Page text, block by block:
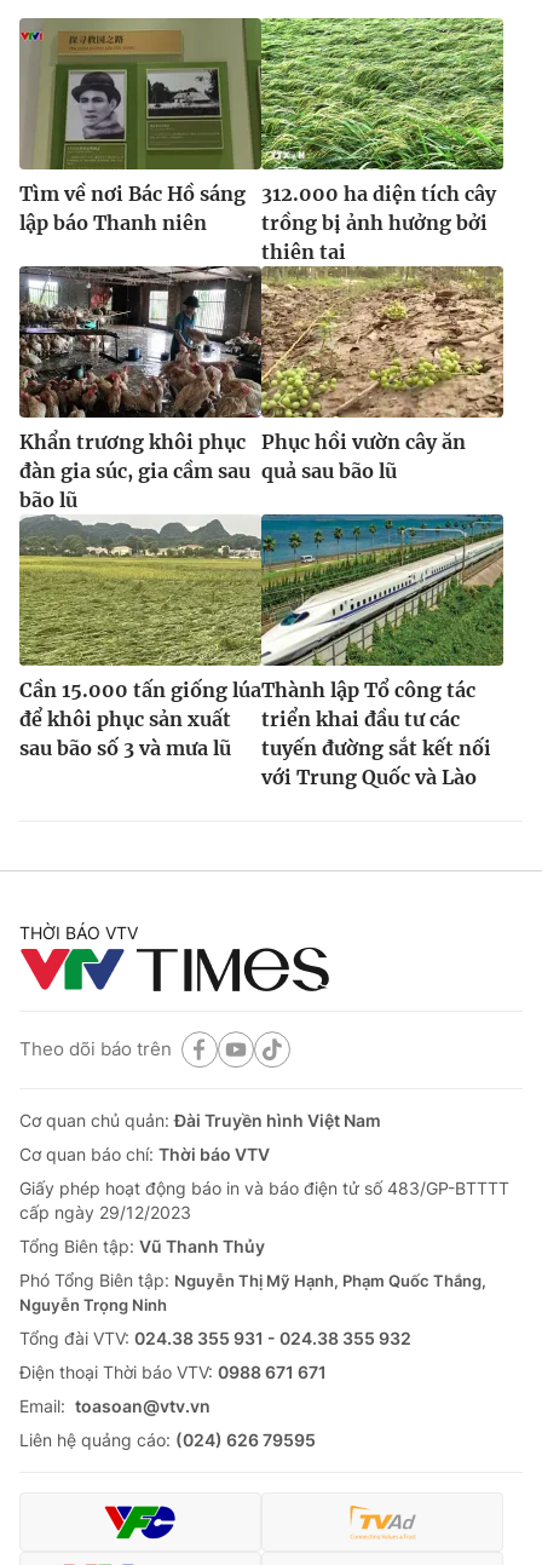
Tìm về nơi Bác Hồ sáng
lập báo Thanh niên
312.000 ha diện tích cây
trồng bị ảnh hưởng bởi
thiên tai
Khẩn trương khôi phục
đàn gia súc, gia cầm sau
bão lũ
Phục hồi vườn cây ăn
quả sau bão lũ
Cần 15.000 tấn giống lúa
để khôi phục sản xuất
sau bão số 3 và mưa lũ
Thành lập Tổ công tác
triển khai đầu tư các
tuyến đường sắt kết nối
với Trung Quốc và Lào
THỜI BÁO VTV
Theo dõi báo trên
Cơ quan chủ quản:Đài Truyền hình Việt Nam
Cơ quan báo chí: Thời báo VTV
Giấy phép hoạt động báo in và báo điện tử số 483/GP-BTTTT
cấp ngày 29/12/2023
Tổng Biên tập: Vũ Thanh Thủy
Phó Tổng Biên tập: Nguyễn Thị Mỹ Hạnh, Phạm Quốc Thắng,
Nguyễn Trọng Ninh
Tổng đài VTV: 024.38 355 931 - 024.38 355 932
Ðiện thoại Thời báo VTV: 0988 671 671
Email: toasoan@vtv.vn
Liên hệ quảng cáo: (024) 626 79595